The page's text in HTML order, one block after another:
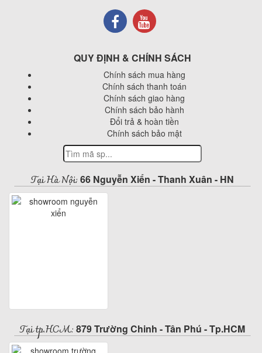
QUY ĐỊNH & CHÍNH SÁCH
Chính sách mua hàng
Chính sách thanh toán
Chính sách giao hàng
Chính sách bảo hành
Đổi trả & hoàn tiền
Chính sách bảo mật
Tại Hà Nội: 66 Nguyễn Xiển - Thanh Xuân - HN
Tại tp.HCM: 879 Trường Chinh - Tân Phú - Tp.HCM